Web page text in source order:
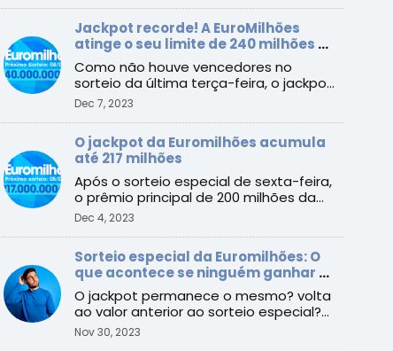
Jackpot recorde! A EuroMilhões
atinge o seu limite de 240 milhões de
euros
Como não houve vencedores no
sorteio da última terça-feira, o jackpot
de 217 milhões de euros ac ...
Dec 7, 2023
O jackpot da Euromilhões acumula
até 217 milhões
Após o sorteio especial de sexta-feira,
o prêmio principal de 200 milhões da
EuroMilhões ficou s ...
Dec 4, 2023
Sorteio especial da Euromilhões: O
que acontece se ninguém ganhar o
prêmio de 200 milhões?
O jackpot permanece o mesmo? volta
ao valor anterior ao sorteio especial?
pode acumular novament ...
Nov 30, 2023